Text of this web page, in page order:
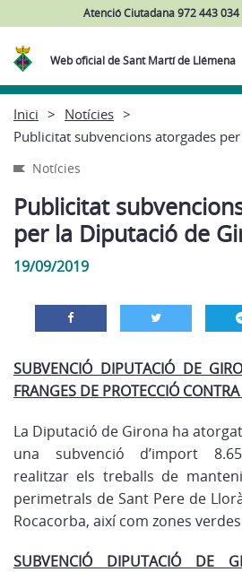
Atenció Ciutadana 972 443 034
Web oficial de Sant Martí de Llémena
Inici
Notícies
Publicitat subvencions atorgades
Notícies
Publicitat
per la Diputació de
19/09/2019
SUBVENCIÓ DIPUTACIÓ DE
FRANGES DE PROTECCIÓ
La Diputació de Girona ha
una subvenció d’import
realitzar els treballs de
perimetrals de Sant Pere de
Rocacorba, així com zones
SUBVENCIÓ DIPUTACIÓ DE